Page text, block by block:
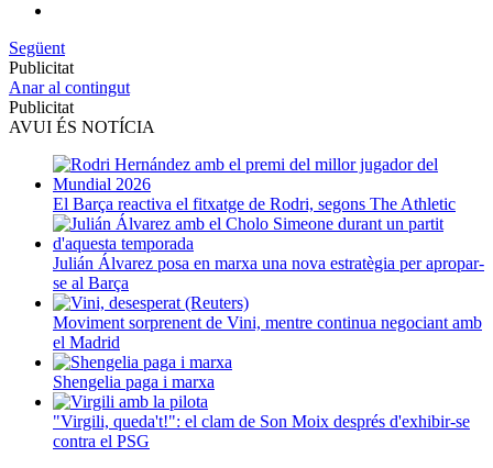
Següent
Publicitat
Anar al contingut
Publicitat
AVUI ÉS NOTÍCIA
El Barça reactiva el fitxatge de Rodri, segons The Athletic
Julián Álvarez posa en marxa una nova estratègia per apropar-
se al Barça
Moviment sorprenent de Vini, mentre continua negociant amb
el Madrid
Shengelia paga i marxa
"Virgili, queda't!": el clam de Son Moix després d'exhibir-se
contra el PSG